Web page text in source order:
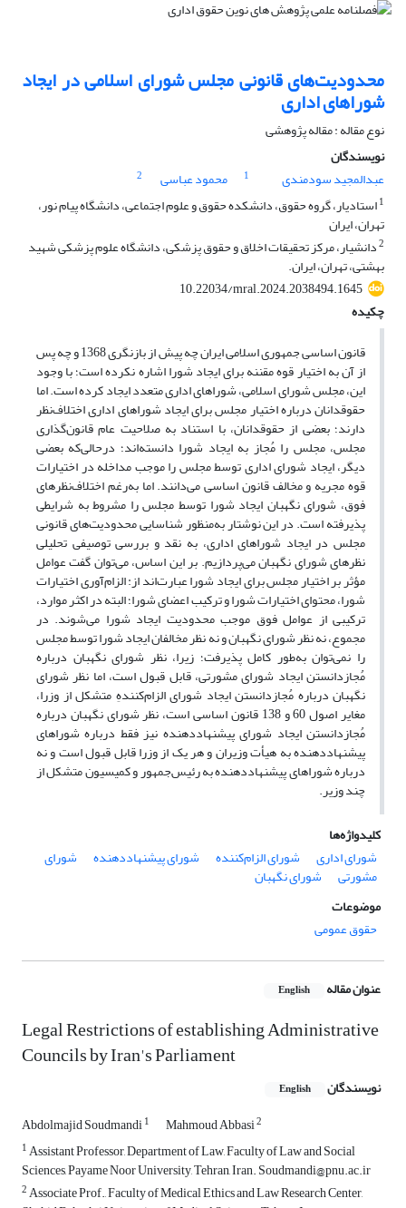
محدودیت‌های قانونی مجلس شورای اسلامی در ایجاد
شوراهای اداری
نوع مقاله : مقاله پژوهشی
نویسندگان
عبدالمجید سودمندی
1 محمود عباسی
2
1استادیار، گروه حقوق، دانشکده حقوق و علوم اجتماعی، دانشگاه پیام نور،
تهران، ایران
2دانشیار، مرکز تحقیقات اخلاق و حقوق پزشکی، دانشگاه علوم پزشکی شهید
بهشتی، تهران، ایران.
10.22034/mral.2024.2038494.1645
چکیده
قانون اساسی جمهوری اسلامی ایران چه پیش از بازنگری 1368 و چه پس
از آن به اختیار قوه مقننه برای ایجاد شورا اشاره نکرده است؛ با وجود
این، مجلس شورای اسلامی، شوراهای اداری متعدد ایجاد کرده است. اما
حقوقدانان درباره اختیار مجلس برای ایجاد شوراهای اداری اختلاف‌نظر
دارند؛ بعضی از حقوقدانان، با استناد به صلاحیت عام قانون‌گذاری
مجلس، مجلس را مُجاز به ایجاد شورا دانسته‌اند؛ درحالی‌که بعضی
دیگر، ایجاد شورای اداری توسط مجلس را موجب مداخله در اختیارات
قوه مجریه و مخالف قانون اساسی می‌دانند. اما به‌رغم اختلاف‌نظرهای
فوق، شورای نگهبان ایجاد شورا توسط مجلس را مشروط به شرایطی
پذیرفته است. در این نوشتار به‌منظور شناسایی محدودیت‌های قانونی
مجلس در ایجاد شوراهای اداری، به نقد و بررسی توصیفی تحلیلی
نظرهای شورای نگهبان می‌پردازیم. بر این اساس، می‌توان گفت عوامل
مؤثر بر اختیار مجلس برای ایجاد شورا عبارت‌اند از: الزام‌آوری اختیارات
شورا، محتوای اختیارات شورا و ترکیب اعضای شورا؛ البته در اکثر موارد،
ترکیبی از عوامل فوق موجب محدودیت ایجاد شورا می‌شوند. در
مجموع، نه نظر شورای نگهبان و نه نظر مخالفان ایجاد شورا توسط مجلس
را نمی‌توان به‌طور کامل پذیرفت؛ زیرا، نظر شورای نگهبان درباره
مُجازدانستن ایجاد شورای مشورتی، قابل قبول است، اما نظر شورای
نگهبان درباره مُجازدانستن ایجاد شورای الزام‌کنندهِ متشکل از وزرا،
مغایر اصول 60 و 138 قانون اساسی است، نظر شورای نگهبان درباره
مُجازدانستن ایجاد شورای پیشنهاددهنده نیز فقط درباره شوراهای
پیشنهاددهنده به هیأت وزیران و هر یک از وزرا قابل قبول است و نه
درباره شوراهای پیشنهاددهنده به رئیس‌جمهور و کمیسیون متشکل از
چند وزیر.
کلیدواژه‌ها
شورای اداری
شورای الزام‌کننده شورای پیشنهاددهنده شورای
مشورتی
شورای نگهبان
موضوعات
حقوق عمومی
عنوان مقاله English
Legal Restrictions of establishing Administrative
Councils by Iran's Parliament
نویسندگان English
Abdolmajid Soudmandi1 Mahmoud Abbasi2
1Assistant Professor, Department of Law, Faculty of Law and Social
Sciences, Payame Noor University, Tehran, Iran. Soudmandi@pnu.ac.ir
2Associate Prof., Faculty of Medical Ethics and Law Research Center,